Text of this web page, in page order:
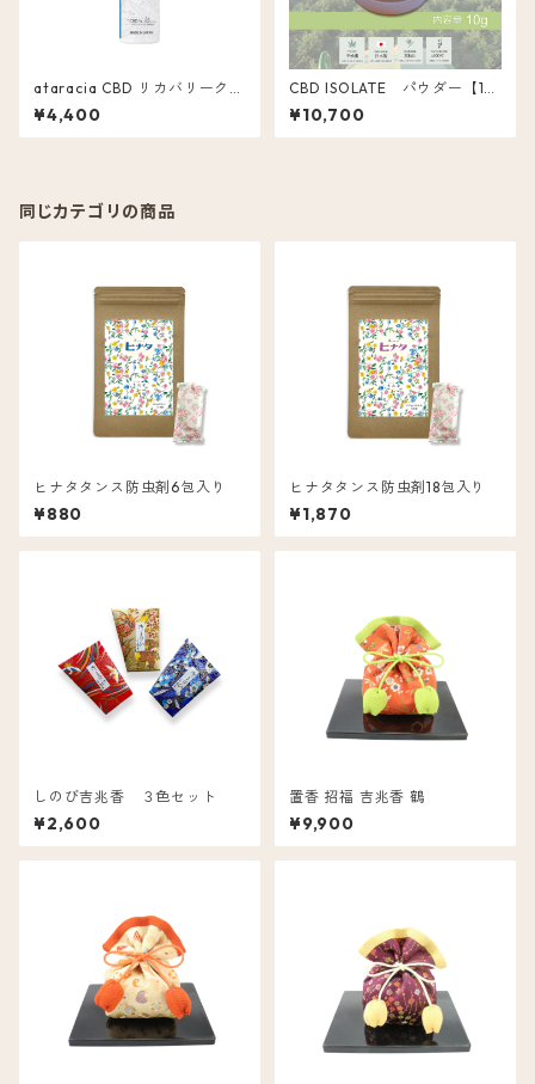
ataracia CBD リカバリークリ
ーム 含有量 500mg
¥4,400
CBD ISOLATE パウダー【10
g】
¥10,700
同じカテゴリの商品
ヒナタタンス防虫剤6包入り
¥880
ヒナタタンス防虫剤18包入り
¥1,870
しのび吉兆香 ３色セット
¥2,600
置香 招福 吉兆香 鶴
¥9,900